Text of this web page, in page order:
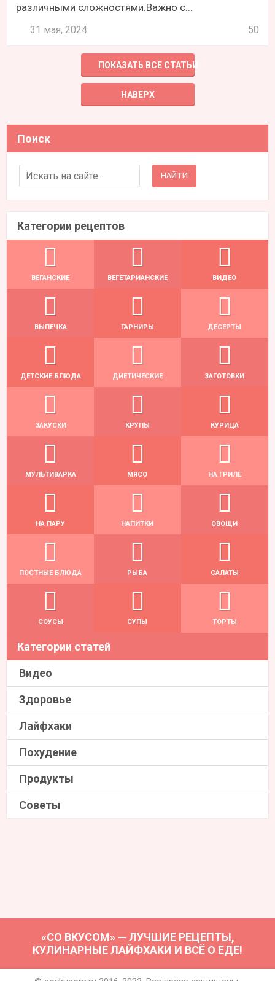
различными сложностями.Важно с...
31 мая, 2024 50
ПОКАЗАТЬ ВСЕ СТАТЬИ
НАВЕРХ
Поиск
Search for:
Категории рецептов
ВЕГАНСКИЕ ВЕГЕТАРИАНСКИЕ ВИДЕО
ВЫПЕЧКА ГАРНИРЫ ДЕСЕРТЫ
ДЕТСКИЕ БЛЮДА ДИЕТИЧЕСКИЕ ЗАГОТОВКИ
ЗАКУСКИ КРУПЫ КУРИЦА
МУЛЬТИВАРКА МЯСО НА ГРИЛЕ
НА ПАРУ НАПИТКИ ОВОЩИ
ПОСТНЫЕ БЛЮДА РЫБА САЛАТЫ
СОУСЫ СУПЫ ТОРТЫ
Категории статей
Видео
Здоровье
Лайфхаки
Похудение
Продукты
Советы
«СО ВКУСОМ» — ЛУЧШИЕ РЕЦЕПТЫ,
КУЛИНАРНЫЕ ЛАЙФХАКИ И ВСЁ О ЕДЕ!